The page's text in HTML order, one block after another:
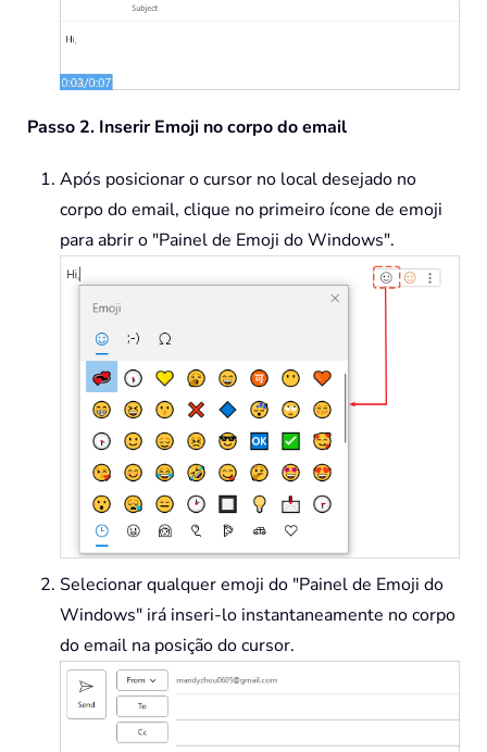
Passo 2. Inserir Emoji no corpo do email
Após posicionar o cursor no local desejado no
corpo do email, clique no primeiro ícone de emoji
para abrir o "Painel de Emoji do Windows".
Selecionar qualquer emoji do "Painel de Emoji do
Windows" irá inseri-lo instantaneamente no corpo
do email na posição do cursor.